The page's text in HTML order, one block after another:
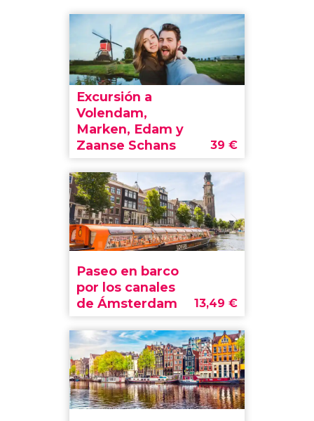
Excursión a
Volendam,
Marken, Edam y
Zaanse Schans
39 €
Paseo en barco
por los canales
de Ámsterdam
13,49 €